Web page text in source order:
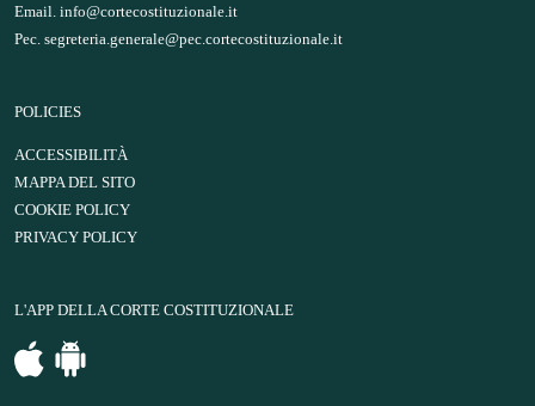
Email. info@cortecostituzionale.it
Pec. segreteria.generale@pec.cortecostituzionale.it
POLICIES
ACCESSIBILITÀ
MAPPA DEL SITO
COOKIE POLICY
PRIVACY POLICY
L'APP DELLA CORTE COSTITUZIONALE